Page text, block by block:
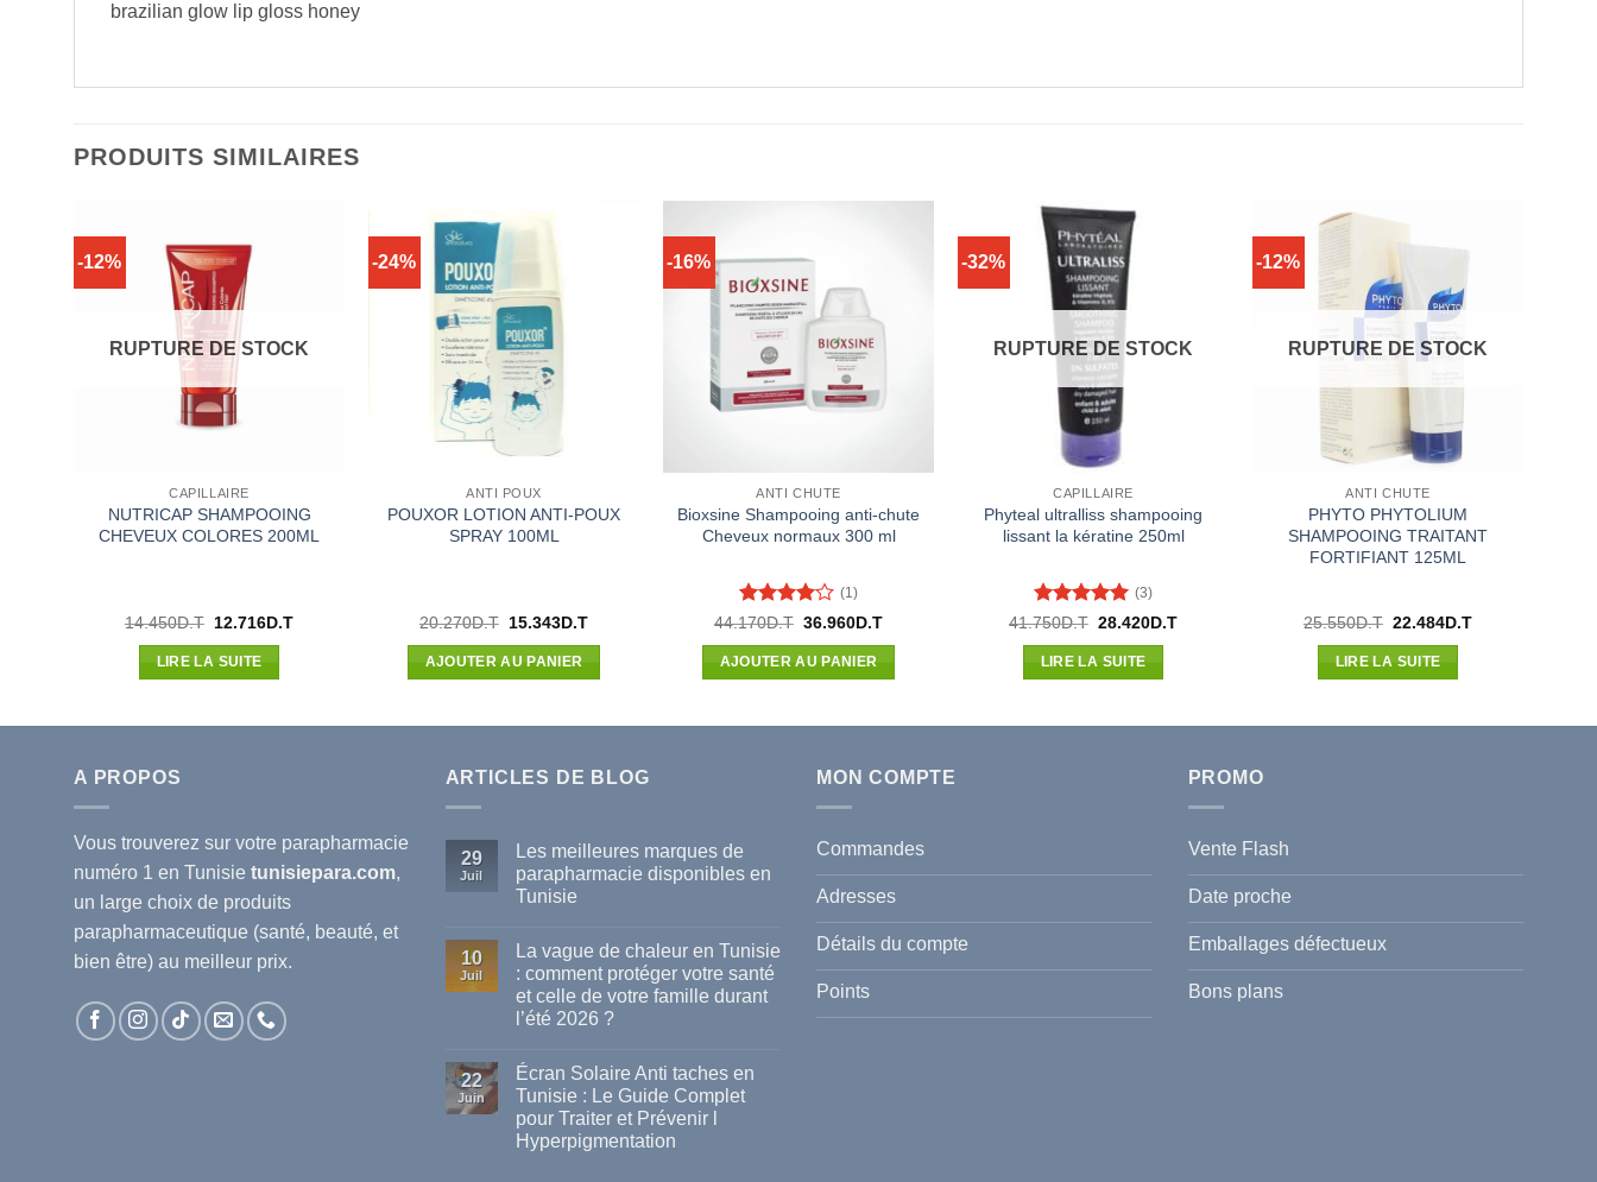
brazilian glow lip gloss honey
PRODUITS SIMILAIRES
-12%
RUPTURE DE STOCK
CAPILLAIRE
NUTRICAP SHAMPOOING
CHEVEUX COLORES 200ML
14.450D.T Le
initial
était :
12.716D.TLe
LIRE LA SUITE
-24%
ANTI POUX
POUXOR LOTION ANTI-POUX
SPRAY 100ML
20.270D.T Le
initial
était :
15.343D.TLe
AJOUTER AU PANIER
-16%
ANTI CHUTE
Bioxsine Shampooing anti-chute
Cheveux normaux 300 ml
Note4
(1)
44.170D.T Le
initial
était :
36.960D.TLe
AJOUTER AU PANIER
-32%
RUPTURE DE STOCK
CAPILLAIRE
Phyteal ultralliss shampooing
lissant la kératine 250ml
Note5 sur
(3)
41.750D.T Le
initial
était :
28.420D.TLe
LIRE LA SUITE
-12%
RUPTURE DE STOCK
ANTI CHUTE
PHYTO PHYTOLIUM
SHAMPOOING TRAITANT
FORTIFIANT 125ML
25.550D.T Le
initial
était :
22.484D.TLe
LIRE LA SUITE
A PROPOS
Vous trouverez sur votre parapharmacie
numéro 1 en Tunisie tunisiepara.com,
un large choix de produits
parapharmaceutique (santé, beauté, et
bien être) au meilleur prix.
ARTICLES DE BLOG
29
Juil
Les meilleures marques de
parapharmacie disponibles en
Tunisie
sur
meilleures
marques
de
parapharmacie
Tunisie
10
Juil
La vague de chaleur en Tunisie
: comment protéger votre santé
et celle de votre famille durant
l’été 2026 ?
sur
La
vague
de
chaleur
en
22
Juin
Écran Solaire Anti taches en
Tunisie : Le Guide Complet
pour Traiter et Prévenir l
Hyperpigmentation
MON COMPTE
Commandes
Adresses
Détails du compte
Points
PROMO
Vente Flash
Date proche
Emballages défectueux
Bons plans